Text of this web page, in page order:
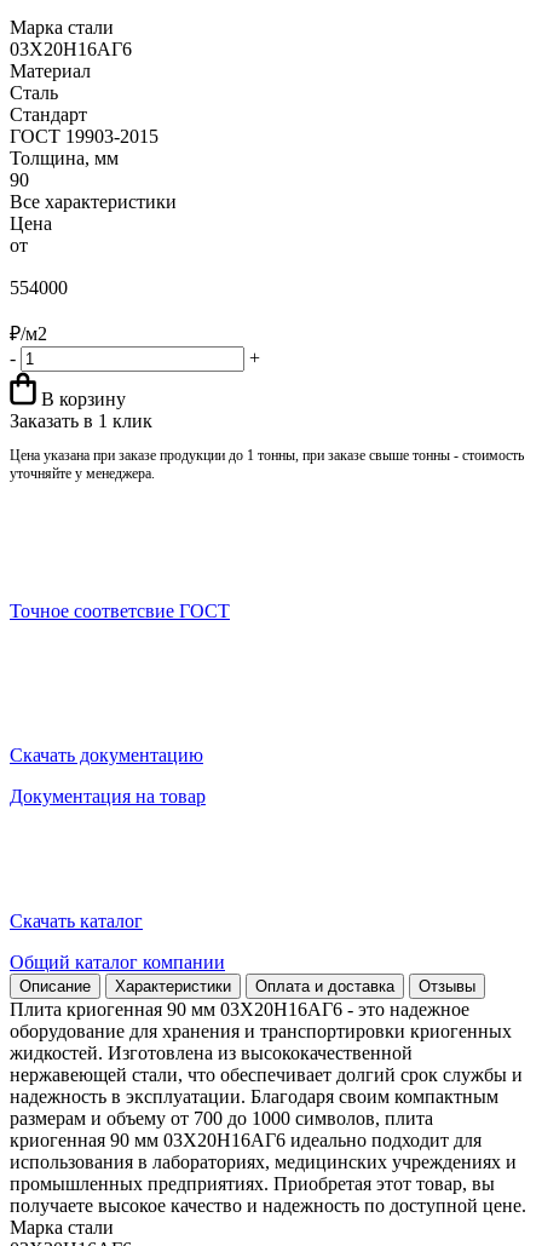
Марка стали
03Х20Н16АГ6
Материал
Сталь
Стандарт
ГОСТ 19903-2015
Толщина, мм
90
Все характеристики
Цена
от
554000
₽/м2
-
+
В корзину
Заказать в 1 клик
Цена указана при заказе продукции до 1 тонны, при заказе свыше тонны - стоимость
уточняйте у менеджера.
Точное соответсвие ГОСТ
Скачать документацию
Документация на товар
Скачать каталог
Общий каталог компании
Описание Характеристики Оплата и доставка Отзывы
Плита криогенная 90 мм 03Х20Н16АГ6 - это надежное
оборудование для хранения и транспортировки криогенных
жидкостей. Изготовлена из высококачественной
нержавеющей стали, что обеспечивает долгий срок службы и
надежность в эксплуатации. Благодаря своим компактным
размерам и объему от 700 до 1000 символов, плита
криогенная 90 мм 03Х20Н16АГ6 идеально подходит для
использования в лабораториях, медицинских учреждениях и
промышленных предприятиях. Приобретая этот товар, вы
получаете высокое качество и надежность по доступной цене.
Марка стали